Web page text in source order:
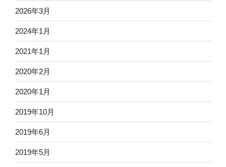
2026年3月
2024年1月
2021年1月
2020年2月
2020年1月
2019年10月
2019年6月
2019年5月